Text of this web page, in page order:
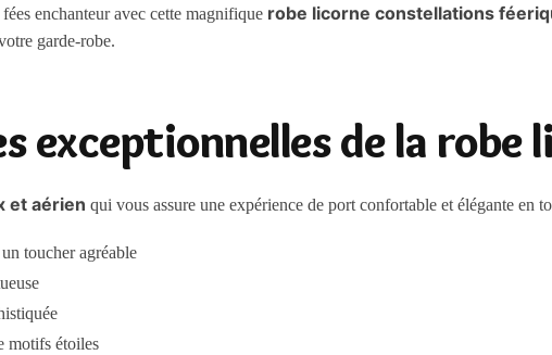
enchanteur avec cette magnifique robe licorne constellations
garde-robe.
exceptionnelles de la robe
et aérien qui vous assure une expérience de port confortable et élégante en
toucher agréable
motifs étoiles